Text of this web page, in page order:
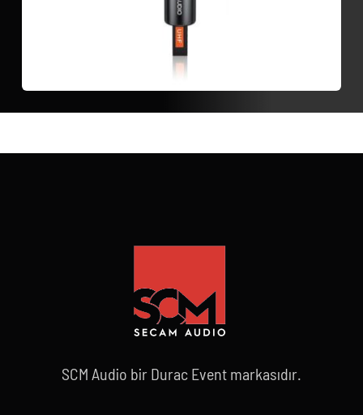
SCM Audio bir Durac Event markasıdır.